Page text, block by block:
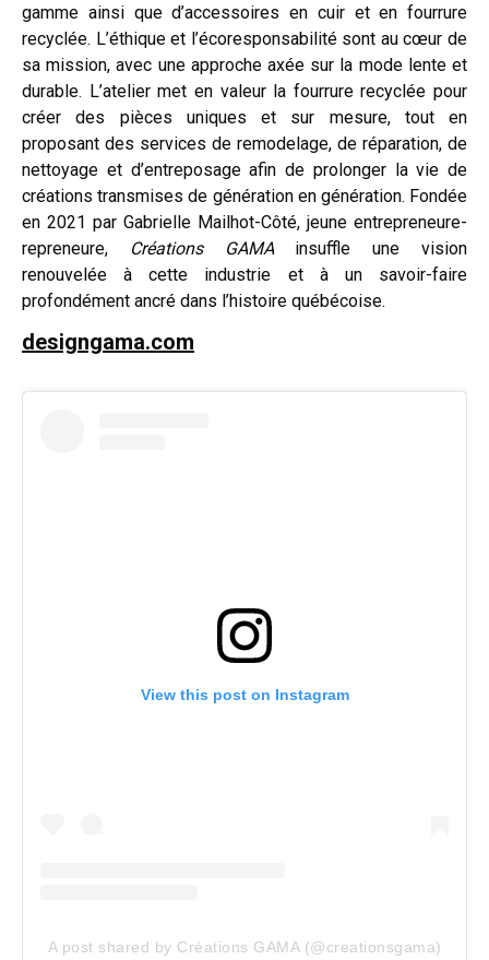
gamme ainsi que d’accessoires en cuir et en fourrure
recyclée. L’éthique et l’écoresponsabilité sont au cœur de
sa mission, avec une approche axée sur la mode lente et
durable. L’atelier met en valeur la fourrure recyclée pour
créer des pièces uniques et sur mesure, tout en
proposant des services de remodelage, de réparation, de
nettoyage et d’entreposage afin de prolonger la vie de
créations transmises de génération en génération. Fondée
en 2021 par Gabrielle Mailhot-Côté, jeune entrepreneure-
repreneure,
Créations GAMAinsuffle une vision
renouvelée à cette industrie et à un savoir-faire
profondément ancré dans l’histoire québécoise.
designgama.com
View this post on Instagram
A post shared by Créations GAMA (@creationsgama)